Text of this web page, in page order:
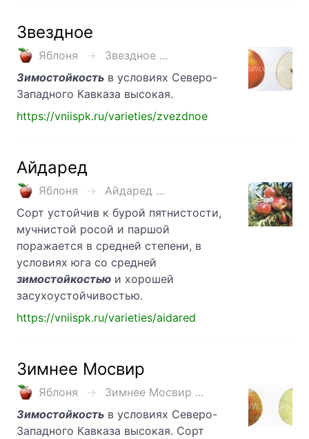
Звездное
Яблоня
Звездное ...
Зимостойкость в условиях Северо-
Западного Кавказа высокая.
https://vniispk.ru/varieties/zvezdnoe
Айдаред
Яблоня
Айдаред ...
Сорт устойчив к бурой пятнистости,
мучнистой росой и паршой
поражается в средней степени, в
условиях юга со средней
зимостойкостью и хорошей
засухоустойчивостью.
https://vniispk.ru/varieties/aidared
Зимнее Мосвир
Яблоня
Зимнее Мосвир ...
Зимостойкость в условиях Северо-
Западного Кавказа высокая. Сорт